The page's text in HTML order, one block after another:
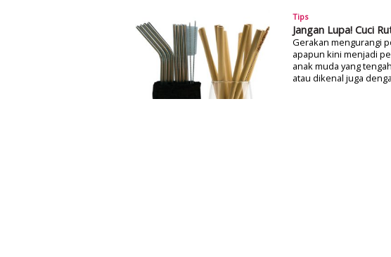
Tips
Jangan Lupa! Cuci
Gerakan mengurangi
apapun kini menjadi
anak muda yang
atau dikenal juga